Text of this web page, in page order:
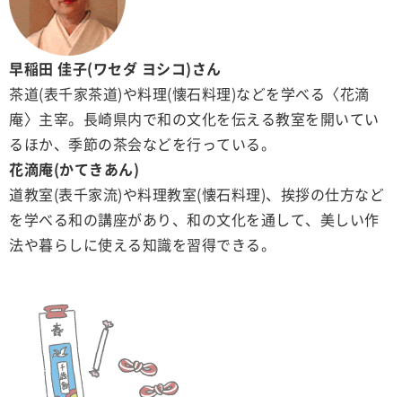
早稲田 佳子(ワセダ ヨシコ)さん
茶道(表千家茶道)や料理(懐石料理)などを学べる〈花滴
庵〉主宰。長崎県内で和の文化を伝える教室を開いてい
るほか、季節の茶会などを行っている。
花滴庵(かてきあん)
道教室(表千家流)や料理教室(懐石料理)、挨拶の仕方など
を学べる和の講座があり、和の文化を通して、美しい作
法や暮らしに使える知識を習得できる。